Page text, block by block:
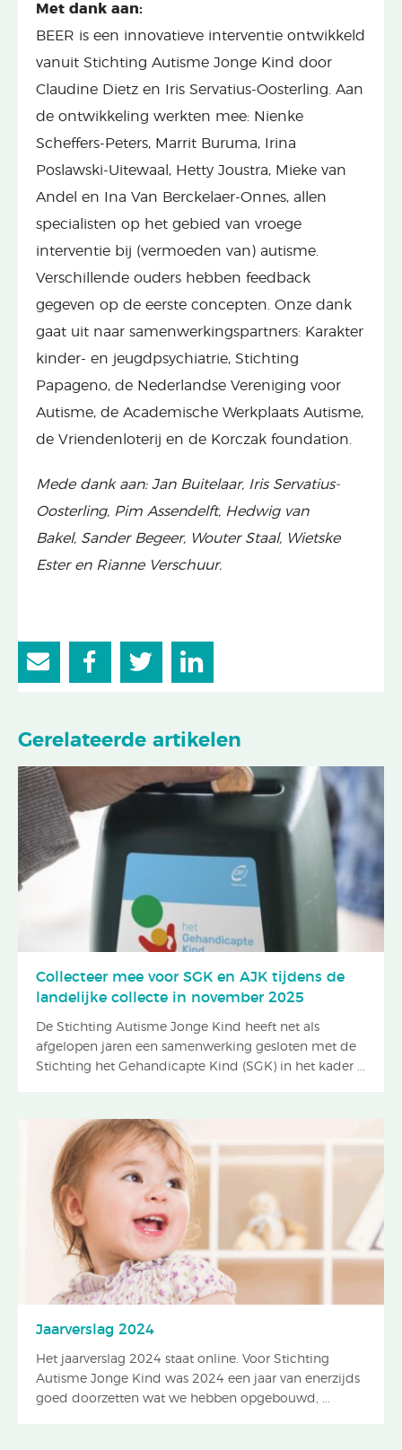
Met dank aan:
BEER is een innovatieve interventie ontwikkeld
vanuit Stichting Autisme Jonge Kind door
Claudine Dietz en Iris Servatius-Oosterling. Aan
de ontwikkeling werkten mee: Nienke
Scheffers-Peters, Marrit Buruma, Irina
Poslawski-Uitewaal, Hetty Joustra, Mieke van
Andel en Ina Van Berckelaer-Onnes, allen
specialisten op het gebied van vroege
interventie bij (vermoeden van) autisme.
Verschillende ouders hebben feedback
gegeven op de eerste concepten. Onze dank
gaat uit naar samenwerkingspartners: Karakter
kinder- en jeugdpsychiatrie, Stichting
Papageno, de Nederlandse Vereniging voor
Autisme, de Academische Werkplaats Autisme,
de Vriendenloterij en de Korczak foundation.
Mede dank aan: Jan Buitelaar, Iris Servatius-
Oosterling, Pim Assendelft, Hedwig van
Bakel, Sander Begeer, Wouter Staal, Wietske
Ester en Rianne Verschuur.
Gerelateerde artikelen
Collecteer mee voor SGK en AJK tijdens de
landelijke collecte in november 2025
De Stichting Autisme Jonge Kind heeft net als
afgelopen jaren een samenwerking gesloten met de
Stichting het Gehandicapte Kind (SGK) in het kader ...
Jaarverslag 2024
Het jaarverslag 2024 staat online. Voor Stichting
Autisme Jonge Kind was 2024 een jaar van enerzijds
goed doorzetten wat we hebben opgebouwd, ...